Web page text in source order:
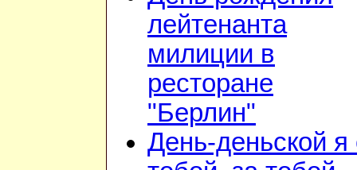
лейтенанта
милиции в
ресторане
"Берлин"
День-деньской я